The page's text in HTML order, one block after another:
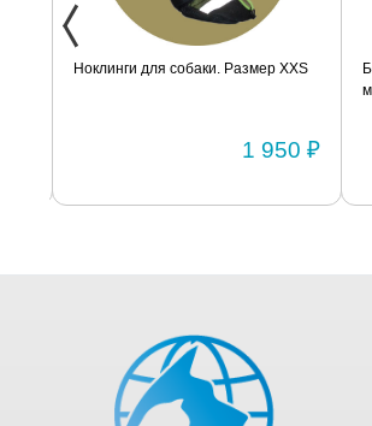
Ноклинги для собаки. Размер XXS
1 950 ₽